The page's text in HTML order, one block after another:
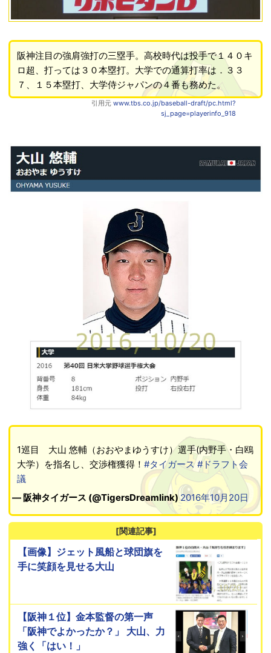
阪神注目の強肩強打の三塁手。高校時代は投手で１４０キ
ロ超、打っては３０本塁打。大学での通算打率は．３３
７、１５本塁打、大学侍ジャパンの４番も務めた。
引用元 www.tbs.co.jp/baseball-draft/pc.html?
sj_page=playerinfo_918
1巡目 大山 悠輔（おおやまゆうすけ）選手(内野手・白鴎
大学）を指名し、交渉権獲得！ #タイガース #ドラフト会
議
— 阪神タイガース (@TigersDreamlink)2016年10月20日
[関連記事]
【画像】ジェット風船と球団旗を
手に笑顔を見せる大山
【阪神１位】金本監督の第一声
「阪神でよかったか？」 大山、力
強く「はい！」